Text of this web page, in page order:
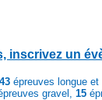
inscrivez un
43épreuves longue et
gravel, 15